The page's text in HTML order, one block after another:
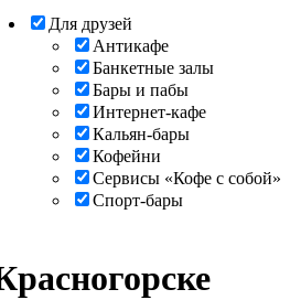
Для друзей
Антикафе
Банкетные залы
Бары и пабы
Интернет-кафе
Кальян-бары
Кофейни
Сервисы «Кофе с собой»
Спорт-бары